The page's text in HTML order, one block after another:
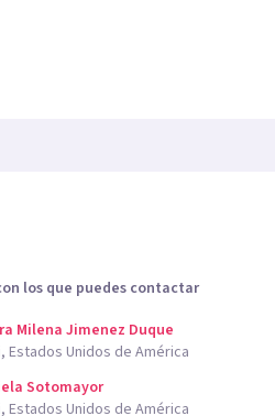
los que puedes contactar
Milena Jimenez Duque
Estados Unidos de América
Sotomayor
Estados Unidos de América